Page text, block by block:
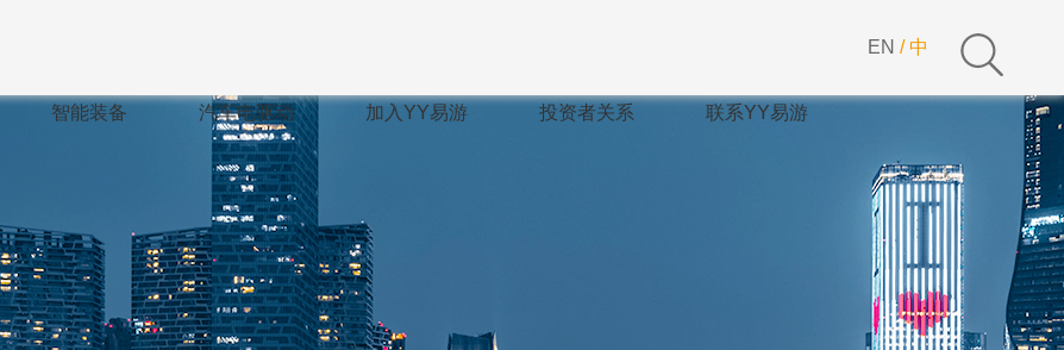
EN /中
智能装备 汽车电驱动 加入YY易游 投资者关系 联系YY易游